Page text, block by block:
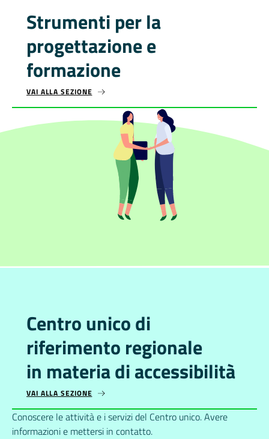
Strumenti per la
progettazione e
formazione
VAI ALLA SEZIONE
STRUMENTI FORMAZIONE E PROGETTAZIONE
Centro unico di
riferimento regionale
in materia di accessibilità
VAI ALLA SEZIONE
CENTRO UNICO DI RIFERIMENTO REGIONALE IN MATERIA DI
Conoscere le attività e i servizi del Centro unico. Avere
informazioni e mettersi in contatto.